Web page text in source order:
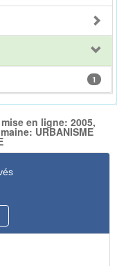
1
en ligne: 2005,
URBANISME